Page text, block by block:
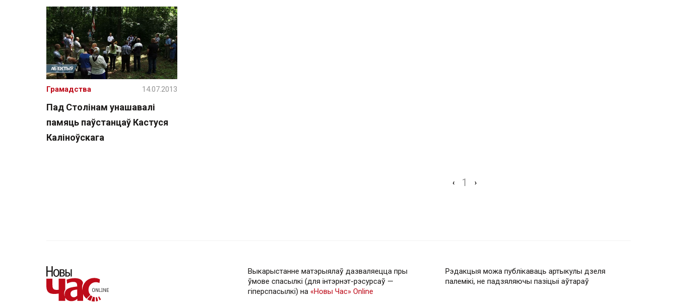
Пад Столінам унашавалі
памяць паўстанцаў Кастуся
Каліноўскага
Грамадства 14.07.2013
‹ 1 ›
Выкарыстанне матэрыялаў дазваляецца пры
ўмове спасылкі (для інтэрнэт-рэсурсаў —
гiперспасылкi) на «Новы Час» Online
Рэдакцыя можа публікаваць артыкулы дзеля
палемікі, не падзяляючы пазіцыі аўтараў